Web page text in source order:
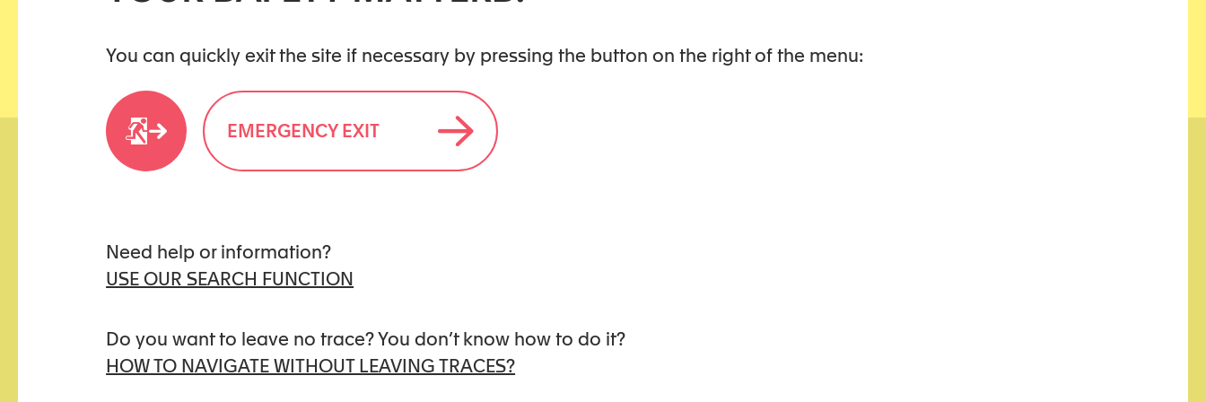
You can quickly exit the site if necessary by pressing the button on the right of the menu:
EMERGENCY EXIT
Need help or information?
USE OUR SEARCH FUNCTION
Do you want to leave no trace? You don’t know how to do it?
HOW TO NAVIGATE WITHOUT LEAVING TRACES?
kidstoo(at)protonmail.ch
USEFUL LINKS
Becoming a partner